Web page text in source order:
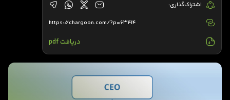
اشتراک‌گذاری:
https://chargoon.com/?p=63414
دریافت pdf